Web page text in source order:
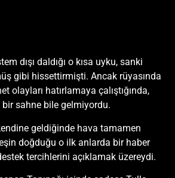
dışı daldığı o kısa uyku, sanki
gibi hissettirmişti. Ancak rüyasında
olayları hatırlamaya çalıştığında,
sahne bile gelmiyordu.
geldiğinde hava tamamen
doğduğu o ilk anlarda bir haber
tercihlerini açıklamak üzereydi.